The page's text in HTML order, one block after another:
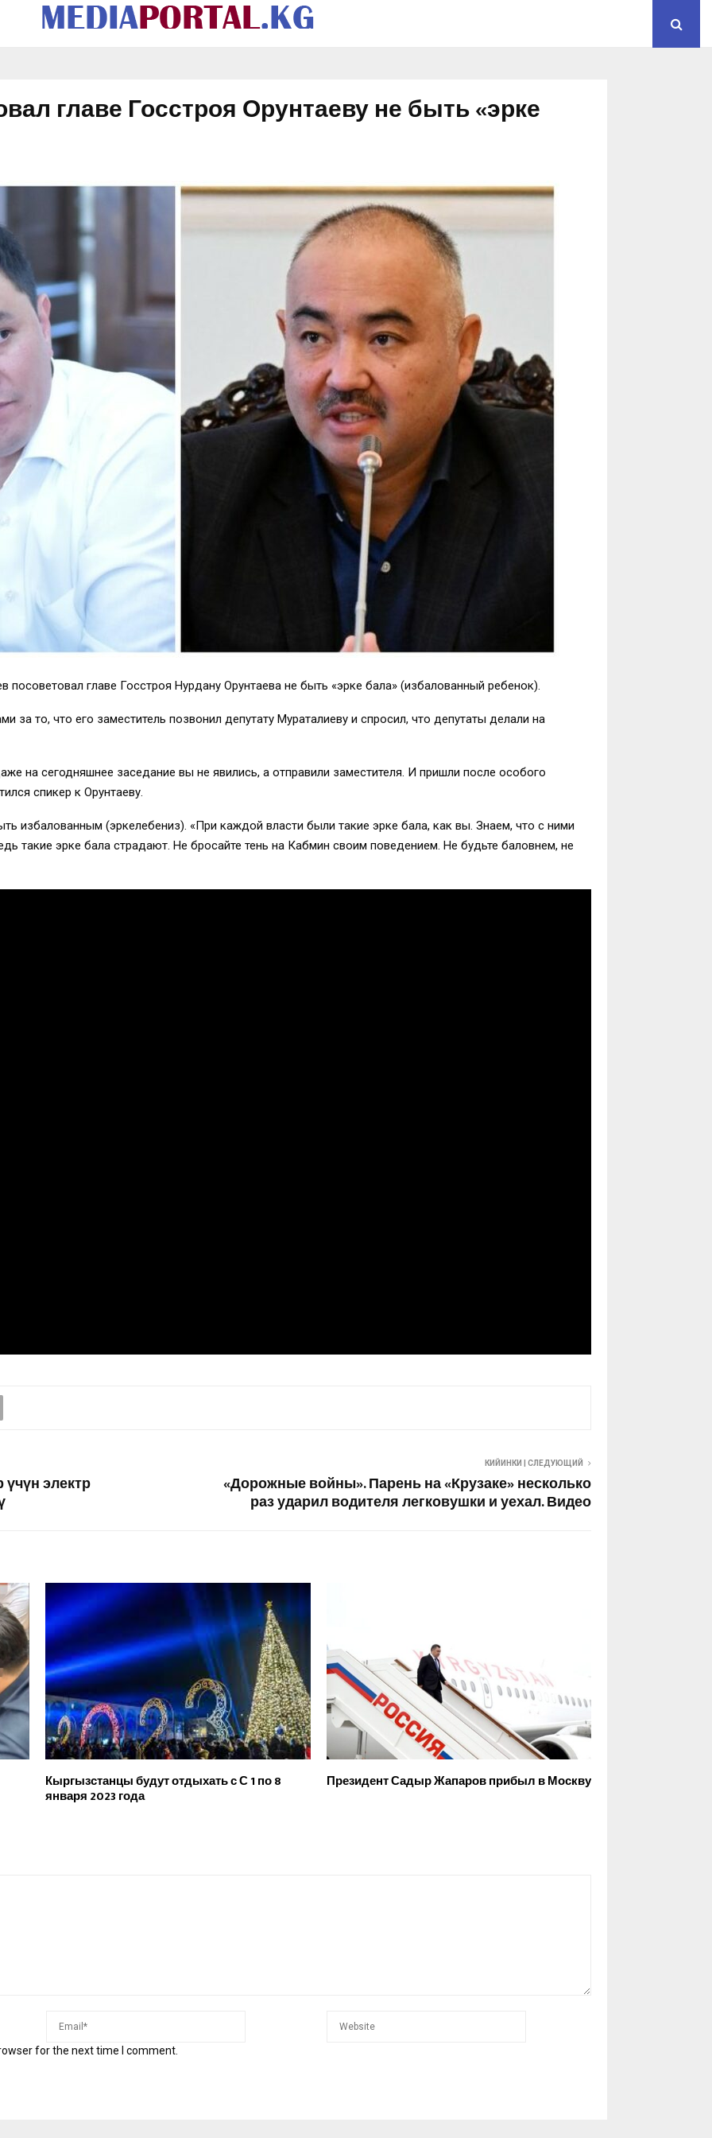
главе Госстроя Орунтаеву не быть «эрке
главе Госстроя Нурдану Орунтаева не быть «эрке бала» (избалованный ребенок).
за то, что его заместитель позвонил депутату Мураталиеву и спросил, что депутаты делали на
на сегодняшнее заседание вы не явились, а отправили заместителя. И пришли после особого
спикер к Орунтаеву.
избалованным (эркелебениз). «При каждой власти были такие эрке бала, как вы. Знаем, что с ними
такие эрке бала страдают. Не бросайте тень на Кабмин своим поведением. Не будьте баловнем, не
электр
КИЙИНКИ | СЛЕДУЮЩИЙ
«Дорожные войны». Парень на «Крузаке» несколько
раз ударил водителя легковушки и уехал. Видео
Кыргызстанцы будут отдыхать с С 1 по 8
января 2023 года
Президент Садыр Жапаров прибыл в Москву
for the next time I comment.